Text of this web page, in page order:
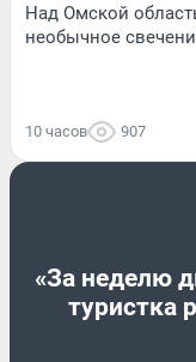
Над Омской
необычное
10 часов 907
«За неделю
туристка